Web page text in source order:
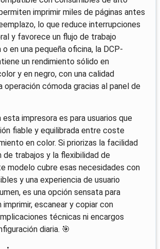
imprimir miles de páginas antes
lo que reduce interrupciones
y favorece un flujo de trabajo
en una pequeña oficina, la DCP-
un rendimiento sólido en
y en negro, con una calidad
operación cómoda gracias al panel de
esta impresora es para usuarios que
fiable y equilibrada entre coste
en color. Si priorizas la facilidad
de trabajos y la flexibilidad de
modelo cubre esas necesidades con
y una experiencia de usuario
es una opción sensata para
imprimir, escanear y copiar con
técnicas ni encargos
diaria. 🎯